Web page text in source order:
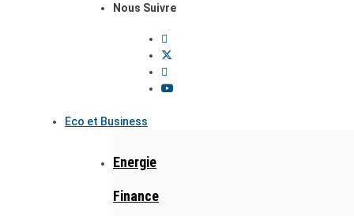
Nous Suivre
Eco et Business
Energie
Finance